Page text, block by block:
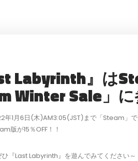
Labyrinth』は
Winter Sale」に
年1月6日(木)AM3:05(JST)まで「Steam」で
版が15％OFF！！
『Last Labyrinth』を遊んでみてください～